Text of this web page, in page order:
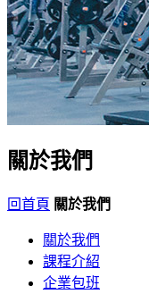
關於我們
回首頁 關於我們
關於我們
課程介紹
企業包班